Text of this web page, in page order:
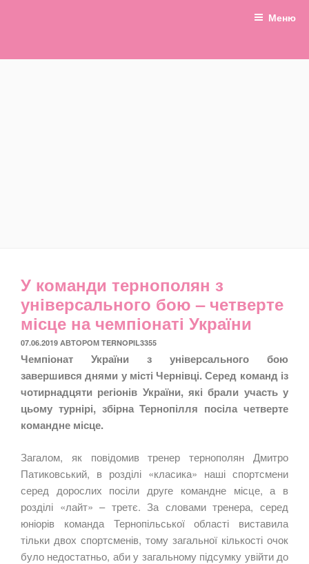
Меню
У команди тернополян з
універсального бою – четверте
місце на чемпіонаті України
ОПУБЛІКОВАНО
07.06.2019 АВТОРОМ TERNOPIL3355
Чемпіонат України з універсального бою
завершився днями у місті Чернівці. Серед команд із
чотирнадцяти регіонів України, які брали участь у
цьому турнірі, збірна Тернопілля посіла четверте
командне місце.
Загалом, як повідомив тренер тернополян Дмитро
Патиковський, в розділі «класика» наші спортсмени
серед дорослих посіли друге командне місце, а в
розділі «лайт» – третє. За словами тренера, серед
юніорів команда Тернопільської області виставила
тільки двох спортсменів, тому загальної кількості очок
було недостатньо, аби у загальному підсумку увійти до